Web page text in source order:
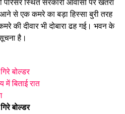
शिकायतों के त्वरित समाधान पर
अवसर देने का प्रावधान।
में संशोधन, स्केलर पद के लिए 100
बूटियों से जुड़ी उच्चाधिकार प्राप्त
परिसर स्थित सरकारी आवासों पर खतरा
से एक कमरे का बड़ा हिस्सा बुरी तरह
की दीवार भी दोबारा ढह गई। भवन के
है।
बोल्डर
में बिताई रात
बोल्डर